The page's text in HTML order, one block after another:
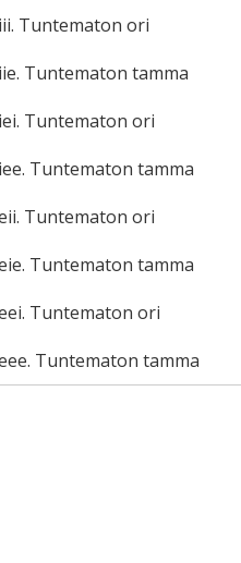
iii. Tuntematon ori
iie. Tuntematon tamma
iei. Tuntematon ori
iee. Tuntematon tamma
Tuntematon ori
Tuntematon tamma
Tuntematon ori
Tuntematon tamma